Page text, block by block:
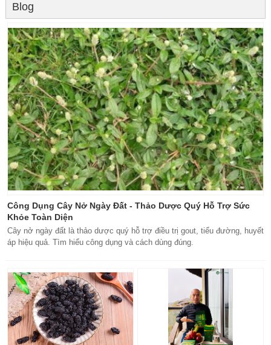
Blog
Công Dụng Cây Nở Ngày Đất - Thảo Dược Quý Hỗ Trợ Sức
Khỏe Toàn Diện
Cây nở ngày đất là thảo dược quý hỗ trợ điều trị gout, tiểu đường, huyết
áp hiệu quả. Tìm hiểu công dụng và cách dùng đúng.